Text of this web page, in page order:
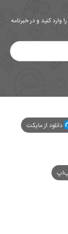
کنید و در خبرنامه
دانلود از مایکت